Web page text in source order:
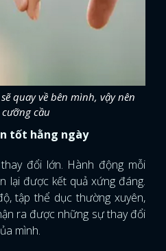
quay về bên mình, vậy nên
cầu
tốt hằng ngày
đổi lớn. Hành động mỗi
lại được kết quả xứng đáng.
tập thể dục thường xuyên,
ra được những sự thay đổi
mình.